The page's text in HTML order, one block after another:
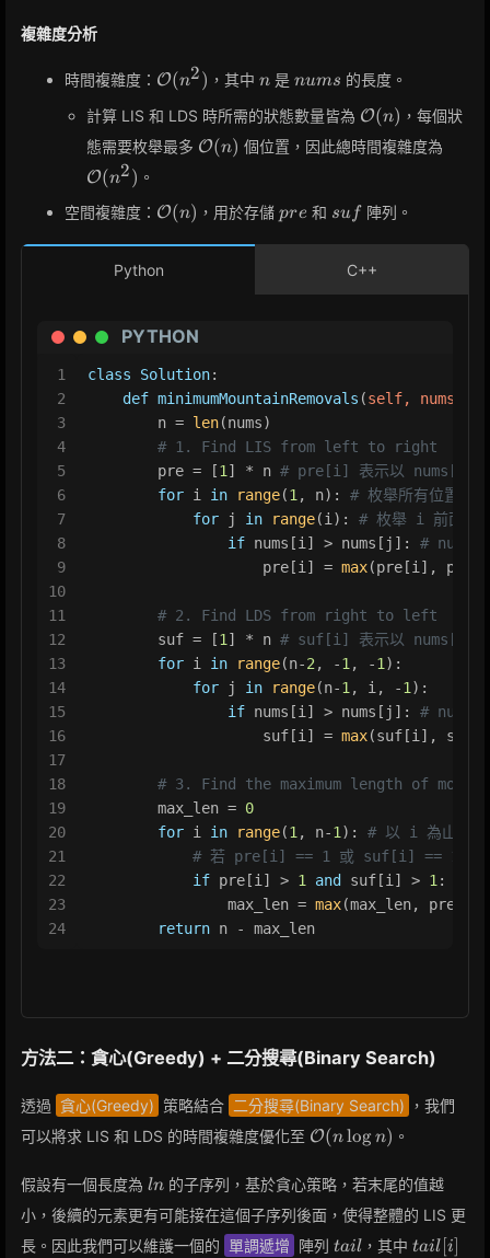
複雜度分析
時間複雜度： \mathcal{O}
O(n2) ，其中n
n 是nums
nums 的長度。
計算 LIS 和 LDS 時所需的狀態數量皆為 \mathcal{O}
(n)
O(n) ，每個狀
態需要枚舉最多 \mathcal{O}
(n)
O(n) 個位置，因此總時間複雜度為
O(n2) 。
空間複雜度： \mathcal{O}
O(n) ，用於存儲pre
pre 和 suf
suf陣列。
Python C++
PYTHON
1
2
3
4
5
6
7
8
9
10
11
12
13
14
15
16
17
18
19
20
21
22
23
24
class Solution:
def minimumMountainRemovals (self, nums:
        n =
len(nums)
# 1. Find LIS from left to right
        pre = [
1 ] * n # pre[i] 表示以 nums[i]
for i in range(1 , n): # 枚舉所有位置 i
for j in range(i): # 枚舉 i 前面的
if nums[i] > nums[j]: #
                    pre[i] =
max(pre[i],
# 2. Find LDS from right to left
        suf = [
1 ] * n # suf[i] 表示以 nums[i] 為
for i in range(n-2 , -1 , -1 ):
for j in range(n-1 , i, -1 ):
if nums[i] > nums[j]: #
                    suf[i] =
max(suf[i],
# 3. Find the maximum length of
        max_len =
0
for i in range(1 , n-1 ): # 以 i 為山頂
# 若 pre[i] == 1 或 suf[i] == 1 代表山
if pre[i] > 1 and suf[i] > 1 :
                max_len =
max(max_len,
return n - max_len
方法二：貪心(Greedy) + 二分搜尋(Binary Search)
透過 貪心(Greedy) 策略結合 二分搜尋(Binary Search) ，我們
可以將求 LIS 和 LDS 的時間複雜度優化至 \mathcal{O}
(n \log n)
O(n log n) 。
假設有一個長度為 ln
ln 的子序列，基於貪心策略，若末尾的值越
小，後續的元素更有可能接在這個子序列後面，使得整體的 LIS 更
長。因此我們可以維護一個的
單調遞增 陣列 tail
tail ，其中tail[i]
tail [i]